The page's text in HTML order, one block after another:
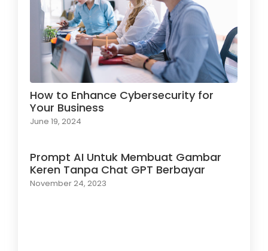
How to Enhance Cybersecurity for
Your Business
June 19, 2024
Prompt AI Untuk Membuat Gambar
Keren Tanpa Chat GPT Berbayar
November 24, 2023